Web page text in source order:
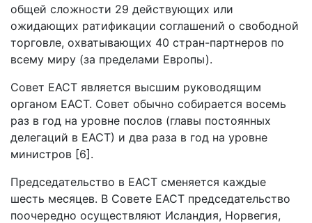
общей сложности 29 действующих или
ожидающих ратификации соглашений о свободной
торговле, охватывающих 40 стран-партнеров по
всему миру (за пределами Европы).
Совет ЕАСТ является высшим руководящим
органом ЕАСТ. Совет обычно собирается восемь
раз в год на уровне послов (главы постоянных
делегаций в ЕАСТ) и два раза в год на уровне
министров [6].
Председательство в ЕАСТ сменяется каждые
шесть месяцев. В Совете ЕАСТ председательство
поочередно осуществляют Исландия, Норвегия,